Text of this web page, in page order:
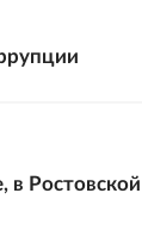
в Ростовской